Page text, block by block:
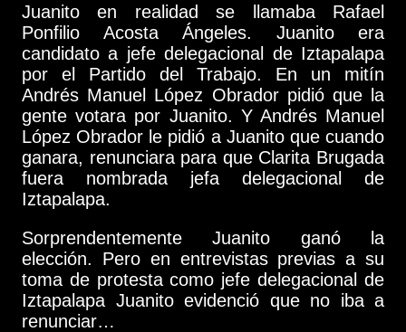
Juanito en realidad se llamaba Rafael
Ponfilio Acosta Ángeles. Juanito era
candidato a jefe delegacional de Iztapalapa
por el Partido del Trabajo. En un mitín
Andrés Manuel López Obrador pidió que la
gente votara por Juanito. Y Andrés Manuel
López Obrador le pidió a Juanito que cuando
ganara, renunciara para que Clarita Brugada
fuera nombrada jefa delegacional de
Iztapalapa.
Sorprendentemente Juanito ganó la
elección. Pero en entrevistas previas a su
toma de protesta como jefe delegacional de
Iztapalapa Juanito evidenció que no iba a
renunciar…